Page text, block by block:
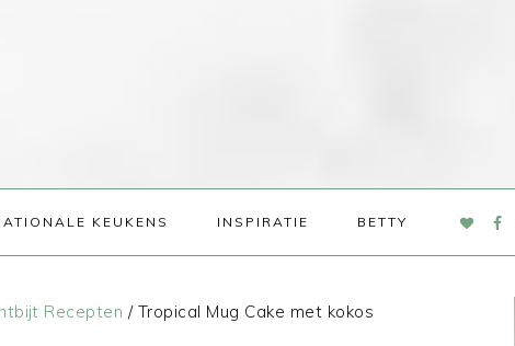
KEUKENS INSPIRATIE BETTY
NAV
Recepten /Tropical Mug Cake met kokos